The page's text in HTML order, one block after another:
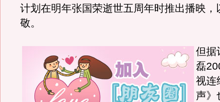
计划在明年张国荣逝世五周年时推出播映，
敬。
但据
磊
视连
声》